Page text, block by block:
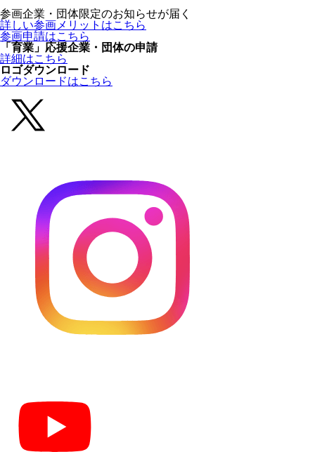
参画企業・団体限定のお知らせが届く
詳しい参画メリットはこちら
参画申請はこちら
「育業」応援企業・団体の申請
詳細はこちら
ロゴダウンロード
ダウンロードはこちら